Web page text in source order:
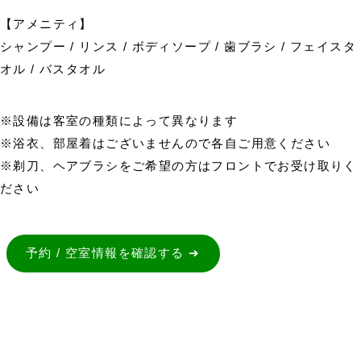
【アメニティ】
シャンプー / リンス / ボディソープ / 歯ブラシ / フェイスタ
オル / バスタオル
※設備は客室の種類によって異なります
※浴衣、部屋着はございませんので各自ご用意ください
※剃刀、ヘアブラシをご希望の方はフロントでお受け取りく
ださい
予約 / 空室情報を確認する ➔